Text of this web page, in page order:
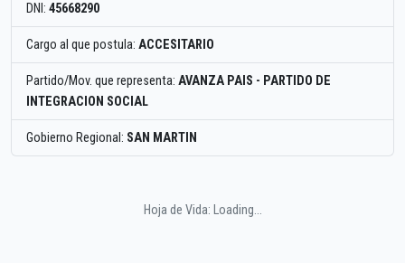
DNI: 45668290
Cargo al que postula: ACCESITARIO
Partido/Mov. que representa: AVANZA PAIS - PARTIDO DE
INTEGRACION SOCIAL
Gobierno Regional: SAN MARTIN
Hoja de Vida: Loading...